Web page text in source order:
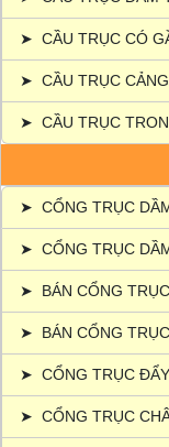
➤ CẦU TRỤC CÓ
➤ CẦU TRỤC
➤ CẦU TRỤC
➤ CỔNG TRỤC
➤ CỔNG TRỤC
➤ BÁN CỔNG
➤ BÁN CỔNG
➤ CỔNG TRỤC
➤ CỔNG TRỤC